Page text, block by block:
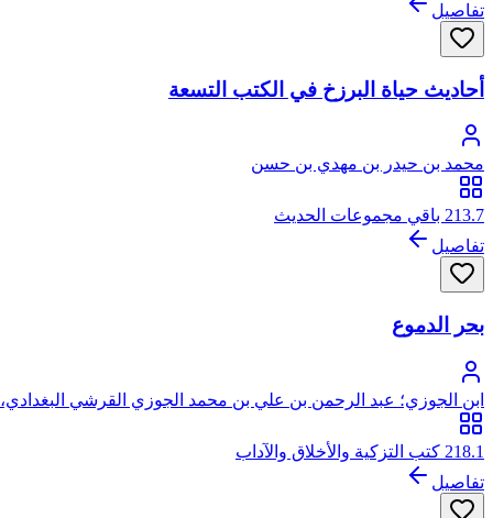
تفاصيل
أحاديث حياة البرزخ في الكتب التسعة
محمد بن حيدر بن مهدي بن حسن
213.7 باقي مجموعات الحديث
تفاصيل
بحر الدموع
ابن الجوزي؛ عبد الرحمن بن علي بن محمد الجوزي القرشي البغدادي،
218.1 كتب التزكية والأخلاق والآداب
تفاصيل